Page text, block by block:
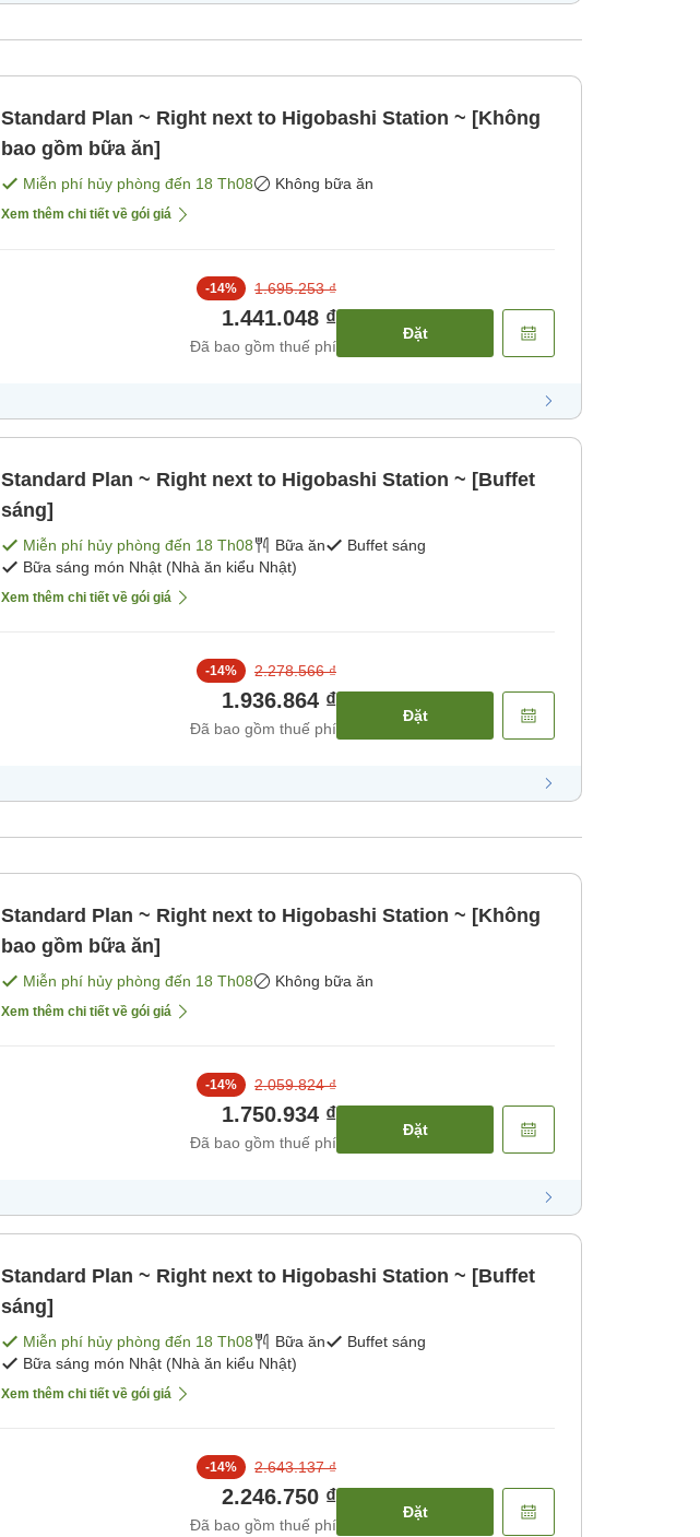
Standard Plan ~ Right next to Higobashi Station ~ [Không
bao gồm bữa ăn]
Miễn phí hủy phòng đến 18 Th08 Không bữa ăn
Xem thêm chi tiết về gói giá
-14% 1.695.253 ₫
1.441.048 ₫
Đã bao gồm thuế phí
Đặt
Standard Plan ~ Right next to Higobashi Station ~ [Buffet
sáng]
Miễn phí hủy phòng đến 18 Th08 Bữa ăn
Buffet sáng
Bữa sáng món Nhật (Nhà ăn kiểu Nhật)
Xem thêm chi tiết về gói giá
-14% 2.278.566 ₫
1.936.864 ₫
Đã bao gồm thuế phí
Đặt
Standard Plan ~ Right next to Higobashi Station ~ [Không
bao gồm bữa ăn]
Miễn phí hủy phòng đến 18 Th08 Không bữa ăn
Xem thêm chi tiết về gói giá
-14% 2.059.824 ₫
1.750.934 ₫
Đã bao gồm thuế phí
Đặt
Standard Plan ~ Right next to Higobashi Station ~ [Buffet
sáng]
Miễn phí hủy phòng đến 18 Th08 Bữa ăn
Buffet sáng
Bữa sáng món Nhật (Nhà ăn kiểu Nhật)
Xem thêm chi tiết về gói giá
-14% 2.643.137 ₫
2.246.750 ₫
Đã bao gồm thuế phí
Đặt